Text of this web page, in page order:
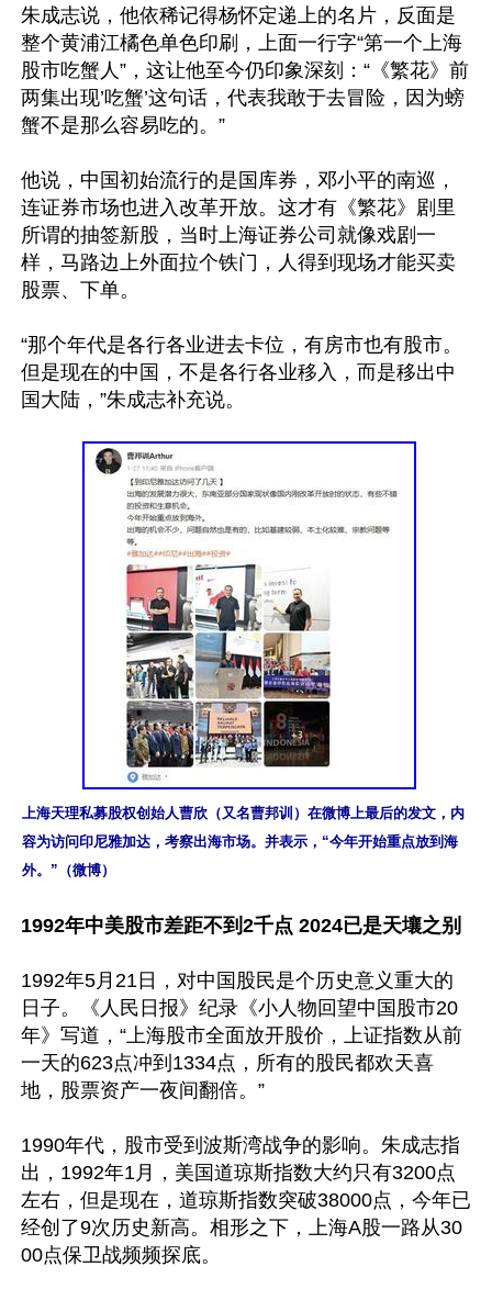
朱成志说，他依稀记得杨怀定递上的名片，反面是
整个黄浦江橘色单色印刷，上面一行字“第一个上海
股市吃蟹人”，这让他至今仍印象深刻：“《繁花》前
两集出现’吃蟹’这句话，代表我敢于去冒险，因为螃
蟹不是那么容易吃的。”
他说，中国初始流行的是国库券，邓小平的南巡，
连证券市场也进入改革开放。这才有《繁花》剧里
所谓的抽签新股，当时上海证券公司就像戏剧一
样，马路边上外面拉个铁门，人得到现场才能买卖
股票、下单。
“那个年代是各行各业进去卡位，有房市也有股市。
但是现在的中国，不是各行各业移入，而是移出中
国大陆，”朱成志补充说。
上海天理私募股权创始人曹欣（又名曹邦训）在微博上最后的发文，内
容为访问印尼雅加达，考察出海市场。并表示，“今年开始重点放到海
外。”（微博）
1992年中美股市差距不到2千点 2024已是天壤之别
1992年5月21日，对中国股民是个历史意义重大的
日子。《人民日报》纪录《小人物回望中国股市20
年》写道，“上海股市全面放开股价，上证指数从前
一天的623点冲到1334点，所有的股民都欢天喜
地，股票资产一夜间翻倍。”
1990年代，股市受到波斯湾战争的影响。朱成志指
出，1992年1月，美国道琼斯指数大约只有3200点
左右，但是现在，道琼斯指数突破38000点，今年已
经创了9次历史新高。相形之下，上海A股一路从30
00点保卫战频频探底。